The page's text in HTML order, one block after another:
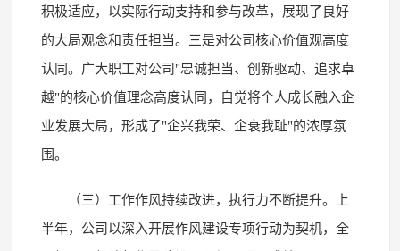
积极适应，以实际行动支持和参与改革，展现了良好
的大局观念和责任担当。三是对公司核心价值观高度
认同。广大职工对公司"忠诚担当、创新驱动、追求卓
越"的核心价值理念高度认同，自觉将个人成长融入企
业发展大局，形成了"企兴我荣、企衰我耻"的浓厚氛
围。
（三）工作作风持续改进，执行力不断提升。上
半年，公司以深入开展作风建设专项行动为契机，全